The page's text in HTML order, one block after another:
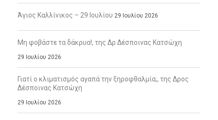
Άγιος Καλλίνικος – 29 Ιουλίου 29 Ιουλίου 2026
Μη φοβάστε τα δάκρυα!, της Δρ Δέσποινας Κατσώχη
29 Ιουλίου 2026
Γιατί ο κλιματισμός αγαπά την ξηροφθαλμία;, της Δρος
Δέσποινας Κατσώχη
29 Ιουλίου 2026